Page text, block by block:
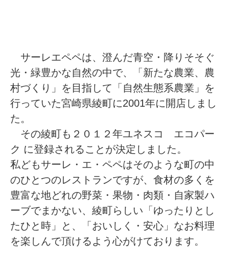
サーレエペペは、澄んだ青空・降りそそぐ
光・緑豊かな自然の中で、「新たな農業、農
村づくり」を目指して「自然生態系農業」を
行っていた宮崎県綾町に2001年に開店しまし
た。
その綾町も２０１２年ユネスコ エコパー
ク に登録されることが決定しました。
私どもサーレ・エ・ペペはそのような町の中
のひとつのレストランですが、食材の多くを
豊富な地どれの野菜・果物・肉類・自家製ハ
ーブでまかない、綾町らしい「ゆったりとし
たひと時」と、「おいしく・安心」なお料理
を楽しんで頂けるよう心がけております。